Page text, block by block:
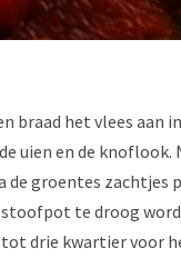
braad het vlees aan
en de knoflook.
groentes zachtjes
te droog
drie kwartier voor